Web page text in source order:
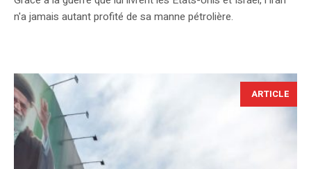
n'a jamais autant profité de sa manne pétrolière.
ARTICLE